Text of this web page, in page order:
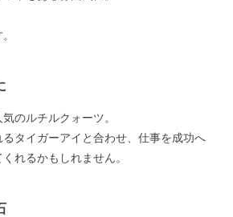
のルチルクォーツ。
タイガーアイと合わせ、仕事を成功へ
れるかもしれません。